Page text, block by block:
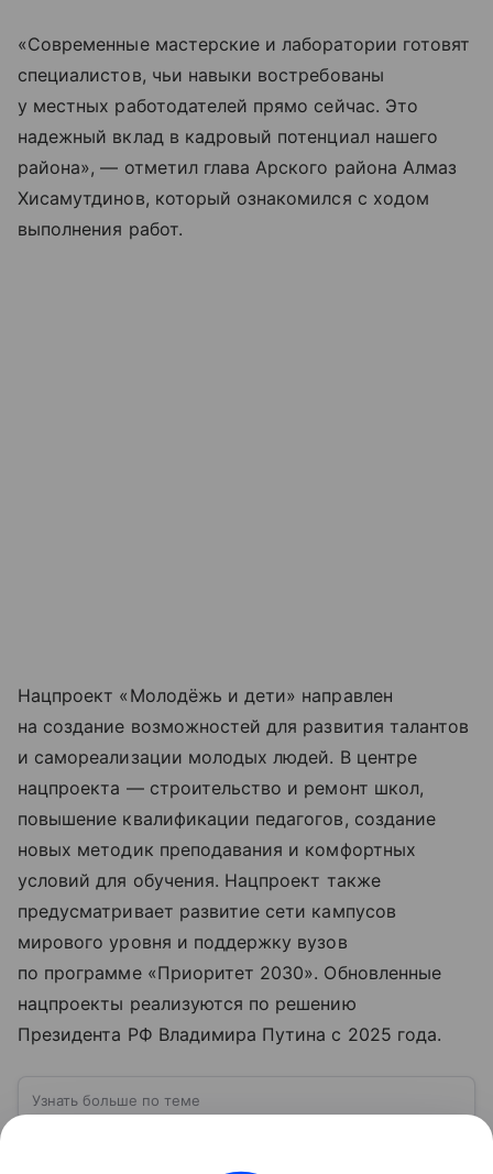
«Современные мастерские и лаборатории готовят
специалистов, чьи навыки востребованы
у местных работодателей прямо сейчас. Это
надежный вклад в кадровый потенциал нашего
района», — отметил глава Арского района Алмаз
Хисамутдинов, который ознакомился с ходом
выполнения работ.
Нацпроект «Молодёжь и дети» направлен
на создание возможностей для развития талантов
и самореализации молодых людей. В центре
нацпроекта — строительство и ремонт школ,
повышение квалификации педагогов, создание
новых методик преподавания и комфортных
условий для обучения. Нацпроект также
предусматривает развитие сети кампусов
мирового уровня и поддержку вузов
по программе «Приоритет 2030». Обновленные
нацпроекты реализуются по решению
Президента РФ Владимира Путина с 2025 года.
Узнать больше по теме